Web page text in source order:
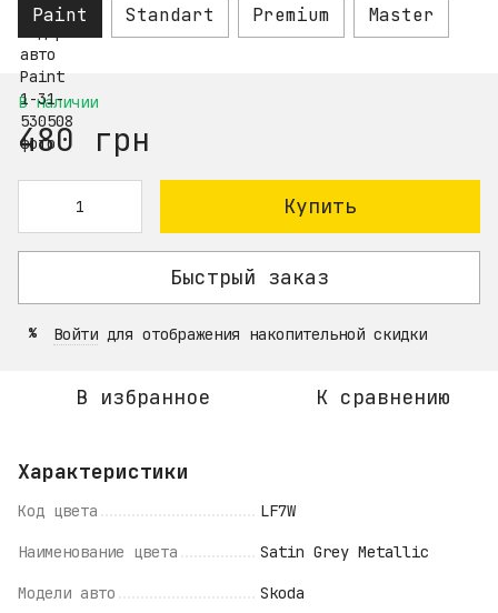
Paint Standart Premium Master
В наличии
480 грн
Купить
Быстрый заказ
% Войти для отображения накопительной скидки
В избранное К сравнению
Характеристики
Код цвета LF7W
Наименование цвета Satin Grey Metallic
Модели авто Skoda